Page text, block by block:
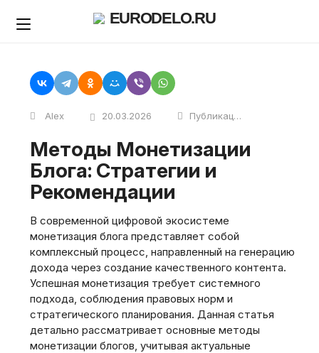
EURODELO.RU
Alex 20.03.2026 Публикации
Методы Монетизации
Блога: Стратегии и
Рекомендации
В современной цифровой экосистеме
монетизация блога представляет собой
комплексный процесс, направленный на генерацию
дохода через создание качественного контента.
Успешная монетизация требует системного
подхода, соблюдения правовых норм и
стратегического планирования. Данная статья
детально рассматривает основные методы
монетизации блогов, учитывая актуальные